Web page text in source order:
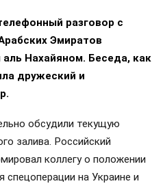
разговор с
Эмиратов
Нахайяном. Беседа, как
дружеский и
обсудили текущую
залива. Российский
коллегу о положении
спецоперации на Украине и